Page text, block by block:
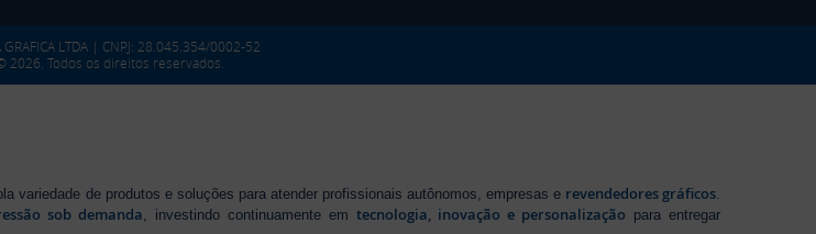
GRAFICA LTDA | CNPJ: 28.045.354/0002-52
2026. Todos os direitos reservados.
variedade de produtos e soluções para atender profissionais autônomos, empresas e revendedores gráficos.
sob demanda, investindo continuamente em tecnologia, inovação e personalização para entregar